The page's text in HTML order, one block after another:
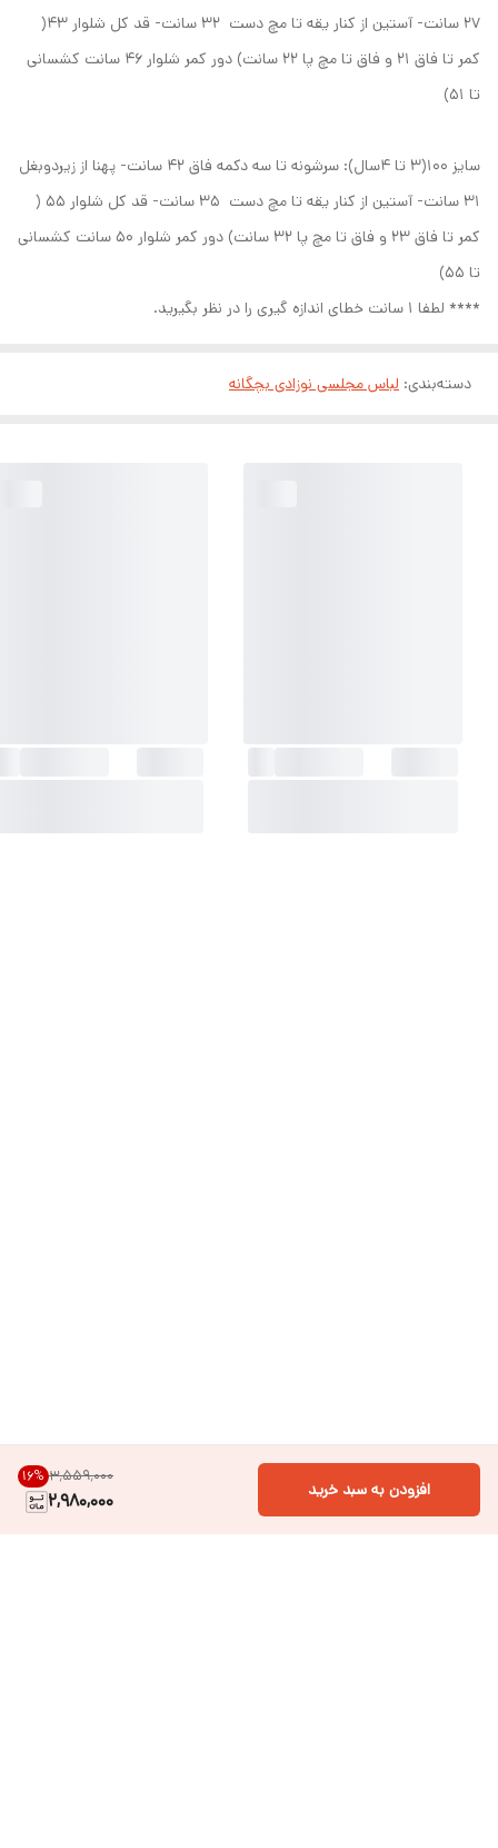
۳٬۵۵۹٬۰۰۰ 16%
2,980,000 افزودن به سبد خرید
۲۷ سانت- آستین از کنار یقه تا مچ دست ۳۲ سانت- قد کل شلوار ۴۳(
کمر تا فاق ۲۱ و فاق تا مچ پا ۲۲ سانت) دور کمر شلوار ۴۶ سانت کشسانی
تا ۵۱)
سایز ۱۰۰(۳ تا ۴سال): سرشونه تا سه دکمه فاق ۴۲ سانت- پهنا از زیردوبغل
۳۱ سانت- آستین از کنار یقه تا مچ دست ۳۵ سانت- قد کل شلوار ۵۵ (
کمر تا فاق ۲۳ و فاق تا مچ پا ۳۲ سانت) دور کمر شلوار ۵۰ سانت کشسانی
تا ۵۵)
**** لطفا ۱ سانت خطای اندازه گیری را در نظر بگیرید.
دسته‌بندی: لباس مجلسی نوزادی بچگانه